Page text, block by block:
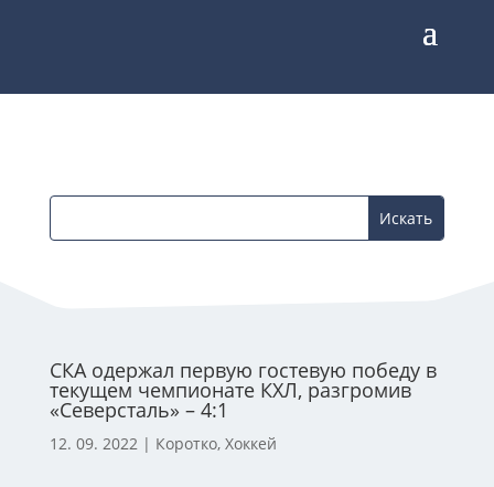
СКА одержал первую гостевую победу в
текущем чемпионате КХЛ, разгромив
«Северсталь» – 4:1
12. 09. 2022| Коротко, Хоккей